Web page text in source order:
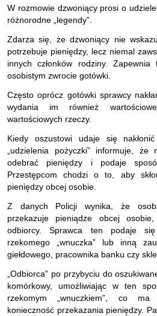
W rozmowie dzwoniący prosi o
różnorodne „legendy”.
Zdarza się, że dzwoniący nie
potrzebuje pieniędzy, lecz niemal
innych członków rodziny.
osobistym zwrocie gotówki.
Często oprócz gotówki sprawcy
wydania im również
wartościowych rzeczy.
Kiedy oszustowi udaje się
„udzielenia pożyczki” informuje, że
odebrać pieniędzy i podaje
Przestępcom chodzi o to, aby
pieniędzy obcej osobie.
Z danych Policji wynika, że
przekazuje pieniądze obcej
odbiorcy. Sprawca ten podaje
rzekomego „wnuczka” lub inną
giełdowego, pracownika banku czy
„Odbiorca” po przybyciu do
komórkowy, umożliwiając w ten
rzekomym „wnuczkiem”, co ma
konieczność przekazania pieniędzy.